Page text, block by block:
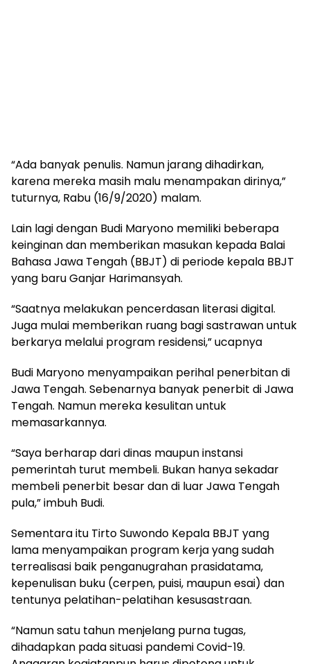
“Ada banyak penulis. Namun jarang dihadirkan,
karena mereka masih malu menampakan dirinya,”
tuturnya, Rabu (16/9/2020) malam.
Lain lagi dengan Budi Maryono memiliki beberapa
keinginan dan memberikan masukan kepada Balai
Bahasa Jawa Tengah (BBJT) di periode kepala BBJT
yang baru Ganjar Harimansyah.
“Saatnya melakukan pencerdasan literasi digital.
Juga mulai memberikan ruang bagi sastrawan untuk
berkarya melalui program residensi,” ucapnya
Budi Maryono menyampaikan perihal penerbitan di
Jawa Tengah. Sebenarnya banyak penerbit di Jawa
Tengah. Namun mereka kesulitan untuk
memasarkannya.
“Saya berharap dari dinas maupun instansi
pemerintah turut membeli. Bukan hanya sekadar
membeli penerbit besar dan di luar Jawa Tengah
pula,” imbuh Budi.
Sementara itu Tirto Suwondo Kepala BBJT yang
lama menyampaikan program kerja yang sudah
terrealisasi baik penganugrahan prasidatama,
kepenulisan buku (cerpen, puisi, maupun esai) dan
tentunya pelatihan-pelatihan kesusastraan.
“Namun satu tahun menjelang purna tugas,
dihadapkan pada situasi pandemi Covid-19.